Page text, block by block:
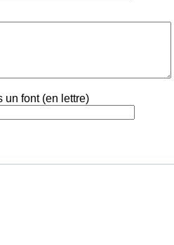
un font (en lettre)